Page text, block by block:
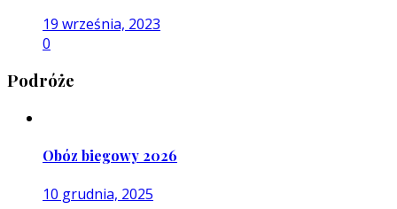
19 września, 2023
0
Podróże
Obóz biegowy 2026
10 grudnia, 2025